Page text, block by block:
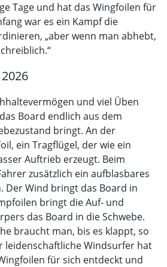
Tage und hat das Wingfoilen für
war es ein Kampf die
„aber wenn man abhebt,
und viel Üben
Board endlich aus dem
bringt. An der
ein Tragflügel, der wie ein
Auftrieb erzeugt. Beim
zusätzlich ein aufblasbares
Der Wind bringt das Board in
bringt die Auf- und
das Board in die Schwebe.
braucht man, bis es klappt, so
leidenschaftliche Windsurfer hat
für sich entdeckt und